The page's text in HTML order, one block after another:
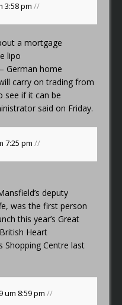
3:58 pm//
a mortgage
lipo
German home
carry on trading from
see if it can be
said on Friday.
7:25 pm//
deputy
was the first person
this year’s Great
Heart
Shopping Centre last
um 8:59 pm//